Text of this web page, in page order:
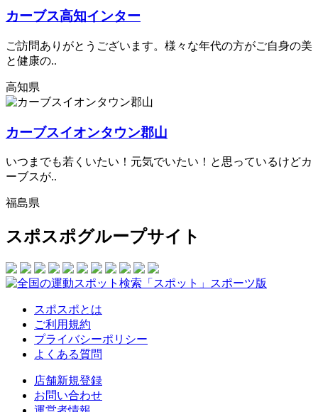
カーブス高知インター
ご訪問ありがとうございます。様々な年代の方がご自身の美
と健康の..
高知県
カーブスイオンタウン郡山
いつまでも若くいたい！元気でいたい！と思っているけどカ
ーブスが..
福島県
スポスポグループサイト
スポスポとは
ご利用規約
プライバシーポリシー
よくある質問
店舗新規登録
お問い合わせ